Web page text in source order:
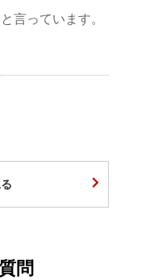
言っています。
問